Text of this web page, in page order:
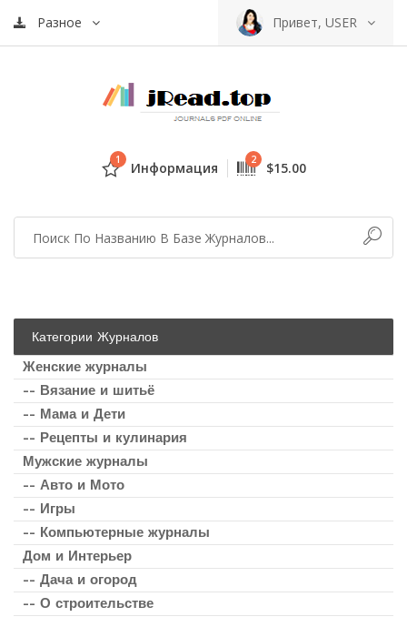
Разное Привет, USER
1 Информация 2 $15.00
Категории Журналов
Женские журналы
-- Вязание и шитьё
-- Мама и Дети
-- Рецепты и кулинария
Мужские журналы
-- Авто и Мото
-- Игры
-- Компьютерные журналы
Дом и Интерьер
-- Дача и огород
-- О строительстве